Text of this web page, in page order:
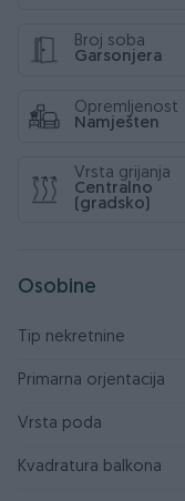
Broj soba
Garsonjera
Opremljenost
Namješten
Vrsta grijanja
Centralno
(gradsko)
Osobine
Tip nekretnine
Primarna orjentacija
Vrsta poda
Kvadratura balkona